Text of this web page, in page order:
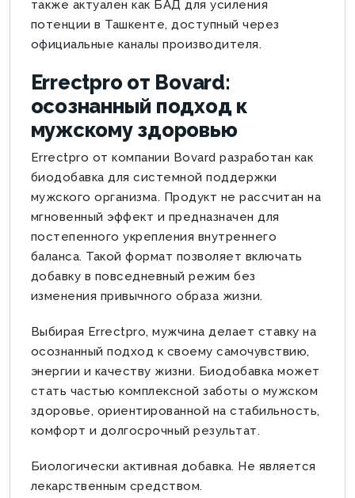
также актуален как БАД для усиления
потенции в Ташкенте, доступный через
официальные каналы производителя.
Errectpro от Bovard:
осознанный подход к
мужскому здоровью
Errectpro от компании Bovard разработан как
биодобавка для системной поддержки
мужского организма. Продукт не рассчитан на
мгновенный эффект и предназначен для
постепенного укрепления внутреннего
баланса. Такой формат позволяет включать
добавку в повседневный режим без
изменения привычного образа жизни.
Выбирая Errectpro, мужчина делает ставку на
осознанный подход к своему самочувствию,
энергии и качеству жизни. Биодобавка может
стать частью комплексной заботы о мужском
здоровье, ориентированной на стабильность,
комфорт и долгосрочный результат.
Биологически активная добавка. Не является
лекарственным средством.